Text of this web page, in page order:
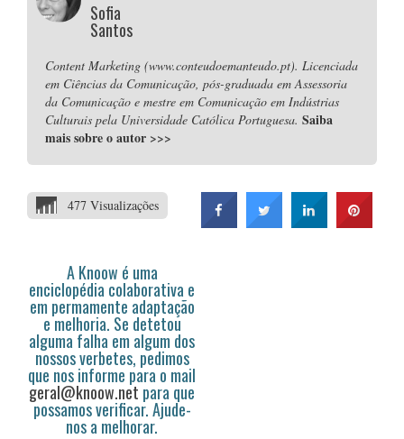
Sofia
Santos
Content Marketing (www.conteudoemanteudo.pt). Licenciada
em Ciências da Comunicação, pós-graduada em Assessoria
da Comunicação e mestre em Comunicação em Indústrias
Culturais pela Universidade Católica Portuguesa. Saiba
mais sobre o autor >>>
477 Visualizações
A Knoow é uma
enciclopédia colaborativa e
em permamente adaptação
e melhoria. Se detetou
alguma falha em algum dos
nossos verbetes, pedimos
que nos informe para o mail
geral@knoow.net para que
possamos verificar. Ajude-
nos a melhorar.